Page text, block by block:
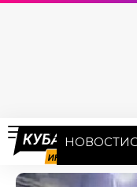
НОВОСТИ